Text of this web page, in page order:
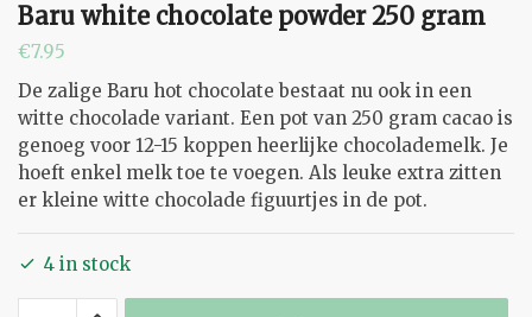
Baru white chocolate powder 250 gram
€7.95
De zalige Baru hot chocolate bestaat nu ook in een
witte chocolade variant. Een pot van 250 gram cacao is
genoeg voor 12-15 koppen heerlijke chocolademelk. Je
hoeft enkel melk toe te voegen. Als leuke extra zitten
er kleine witte chocolade figuurtjes in de pot.
4 in stock